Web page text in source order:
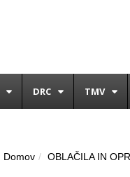
DRC TMV
Domov OBLAČILA IN